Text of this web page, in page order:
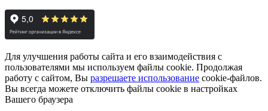
Для улучшения работы сайта и его взаимодействия с
пользователями мы используем файлы cookie. Продолжая
работу с сайтом, Вы разрешаете использование cookie-файлов.
Вы всегда можете отключить файлы cookie в настройках
Вашего браузера